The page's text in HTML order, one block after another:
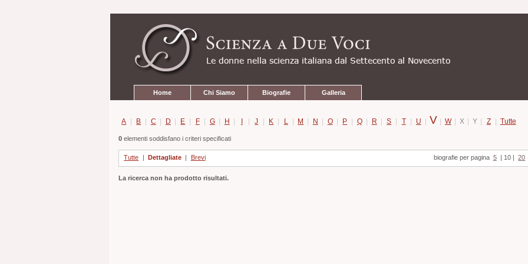
contenuti.
navigazione
Home Chi Siamo Biografie Galleria
A | B | C | D | E | F | G | H | I | J | K | L | M | N | O | P | Q | R | S | T | U | V | W | X | Y | Z | Tutte
0elementi soddisfano i criteri specificati
Tutte Dettagliate Brevi biografie per pagina 5 10 20
La ricerca non ha prodotto risultati.